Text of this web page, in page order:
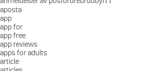
aposta
app
app for
app free
app reviews
apps for adults
article